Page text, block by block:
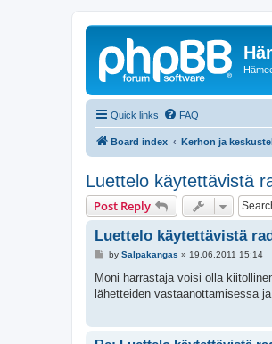
Quick links FAQ
Board index Kerhon ja
Luettelo käytettävistä
Post Reply
Luettelo käytettävistä
P
s
by Salpakangas » 19.06.2011 15:14
Moni harrastaja voisi olla
lähetteiden vastaanottamisessa